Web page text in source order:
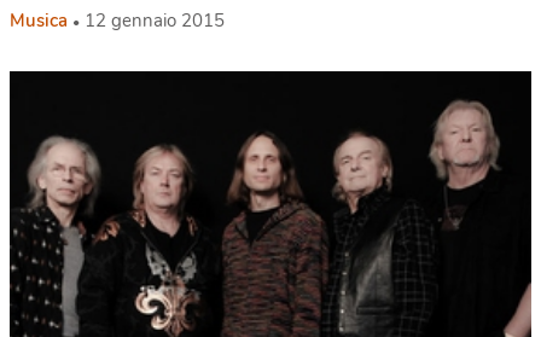
Musica 12 gennaio 2015